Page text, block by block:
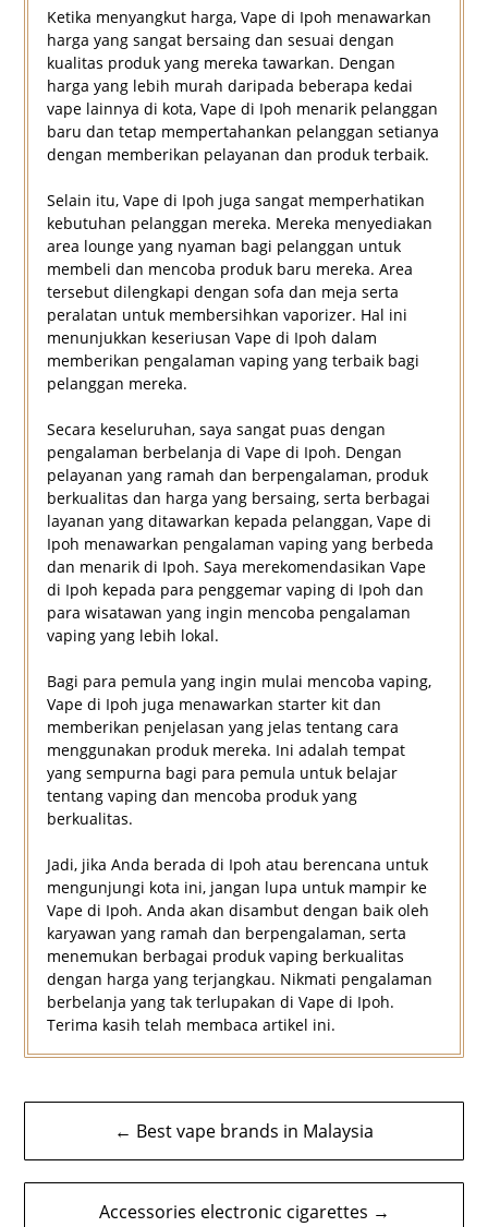
Ketika menyangkut harga, Vape di Ipoh menawarkan
harga yang sangat bersaing dan sesuai dengan
kualitas produk yang mereka tawarkan. Dengan
harga yang lebih murah daripada beberapa kedai
vape lainnya di kota, Vape di Ipoh menarik pelanggan
baru dan tetap mempertahankan pelanggan setianya
dengan memberikan pelayanan dan produk terbaik.
Selain itu, Vape di Ipoh juga sangat memperhatikan
kebutuhan pelanggan mereka. Mereka menyediakan
area lounge yang nyaman bagi pelanggan untuk
membeli dan mencoba produk baru mereka. Area
tersebut dilengkapi dengan sofa dan meja serta
peralatan untuk membersihkan vaporizer. Hal ini
menunjukkan keseriusan Vape di Ipoh dalam
memberikan pengalaman vaping yang terbaik bagi
pelanggan mereka.
Secara keseluruhan, saya sangat puas dengan
pengalaman berbelanja di Vape di Ipoh. Dengan
pelayanan yang ramah dan berpengalaman, produk
berkualitas dan harga yang bersaing, serta berbagai
layanan yang ditawarkan kepada pelanggan, Vape di
Ipoh menawarkan pengalaman vaping yang berbeda
dan menarik di Ipoh. Saya merekomendasikan Vape
di Ipoh kepada para penggemar vaping di Ipoh dan
para wisatawan yang ingin mencoba pengalaman
vaping yang lebih lokal.
Bagi para pemula yang ingin mulai mencoba vaping,
Vape di Ipoh juga menawarkan starter kit dan
memberikan penjelasan yang jelas tentang cara
menggunakan produk mereka. Ini adalah tempat
yang sempurna bagi para pemula untuk belajar
tentang vaping dan mencoba produk yang
berkualitas.
Jadi, jika Anda berada di Ipoh atau berencana untuk
mengunjungi kota ini, jangan lupa untuk mampir ke
Vape di Ipoh. Anda akan disambut dengan baik oleh
karyawan yang ramah dan berpengalaman, serta
menemukan berbagai produk vaping berkualitas
dengan harga yang terjangkau. Nikmati pengalaman
berbelanja yang tak terlupakan di Vape di Ipoh.
Terima kasih telah membaca artikel ini.
Navigasi
kiriman
← Best vape brands in Malaysia
Accessories electronic cigarettes →